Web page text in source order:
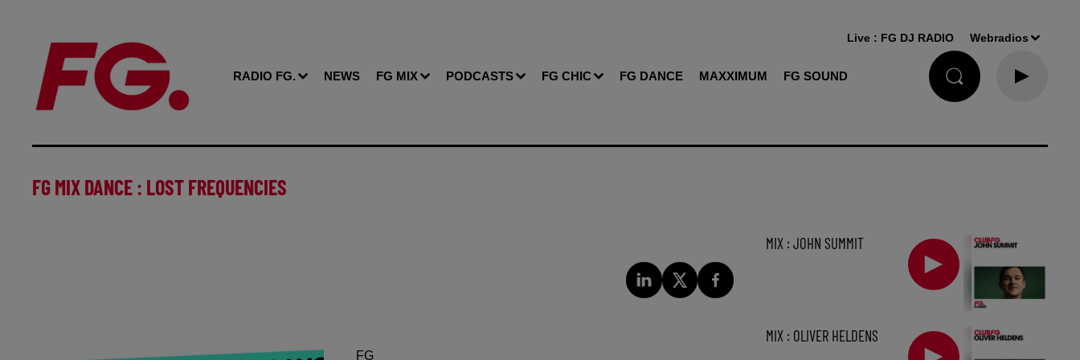
RADIO FG. NEWS FG MIX PODCASTS FG CHIC FG DANCE MAXXIMUM FG SOUND
Live : FG DJ RADIO Webradios
FG MIX DANCE : LOST FREQUENCIES
FG
MIX : JOHN SUMMIT
MIX : OLIVER HELDENS